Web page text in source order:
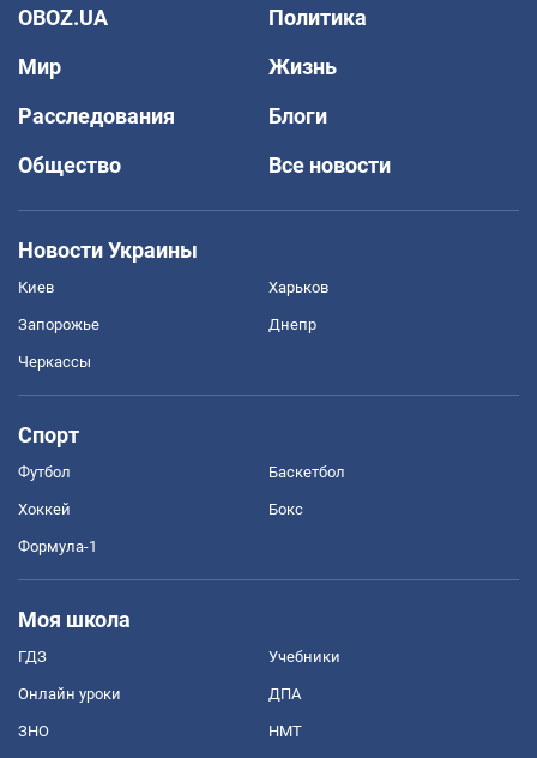
OBOZ.UA
Политика
Мир
Жизнь
Расследования
Блоги
Общество
Все новости
Новости Украины
Киев Харьков
Запорожье Днепр
Черкассы
Спорт
Футбол Баскетбол
Хоккей Бокс
Формула-1
Моя школа
ГДЗ Учебники
Онлайн уроки ДПА
ЗНО НМТ